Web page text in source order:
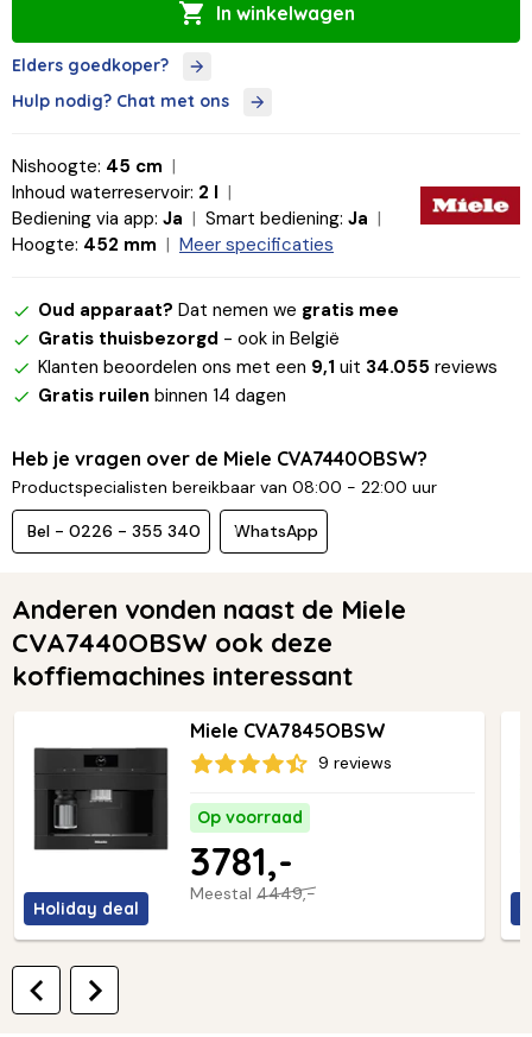
In winkelwagen
Elders goedkoper?
Hulp nodig? Chat met ons
Nishoogte: 45 cm
Inhoud waterreservoir: 2 l
Bediening via app: Ja Smart bediening: Ja
Hoogte: 452 mm Meer specificaties
Oud apparaat? Dat nemen we gratis mee
Gratis thuisbezorgd - ook in België
Klanten beoordelen ons met een 9,1 uit 34.055 reviews
Gratis ruilen binnen 14 dagen
Heb je vragen over de Miele CVA7440OBSW?
Productspecialisten bereikbaar van 08:00 - 22:00 uur
Bel - 0226 - 355 340 WhatsApp
Anderen vonden naast de Miele
CVA7440OBSW ook deze
koffiemachines interessant
Holiday deal
Miele CVA7845OBSW
9 reviews
Op voorraad
Meestal 4449,-
3781,-